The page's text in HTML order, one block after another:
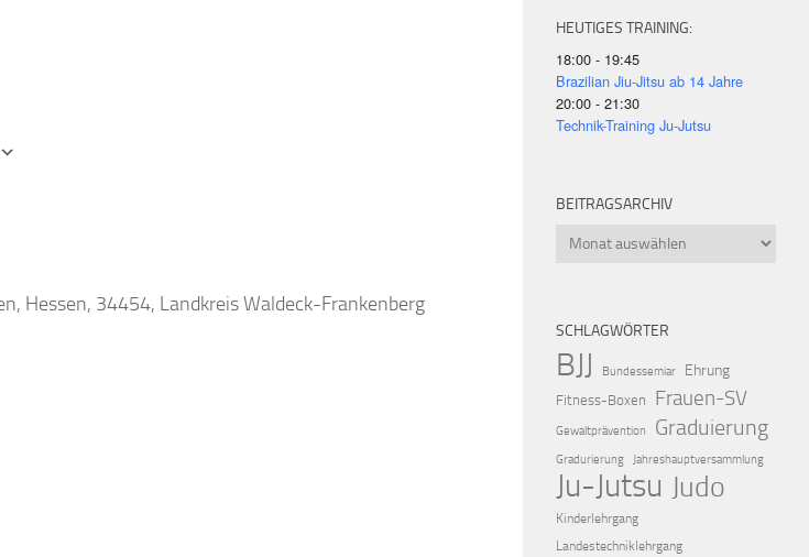
Hessen, 34454, Landkreis Waldeck-Frankenberg
HEUTIGES TRAINING:
18:00 - 19:45
Brazilian Jiu-Jitsu ab 14 Jahre
20:00 - 21:30
Technik-Training Ju-Jutsu
BEITRAGSARCHIV
Beitragsarchiv
SCHLAGWÖRTER
BJJ Bundessemiar Ehrung
Fitness-Boxen Frauen-SV
Gewaltprävention Graduierung
Gradurierung Jahreshauptversammlung
Ju-Jutsu Judo
Kinderlehrgang
Landestechniklehrgang